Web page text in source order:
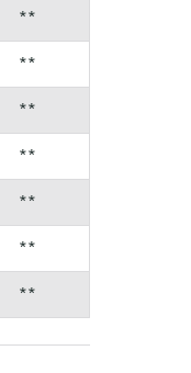
**
**
**
**
**
**
**